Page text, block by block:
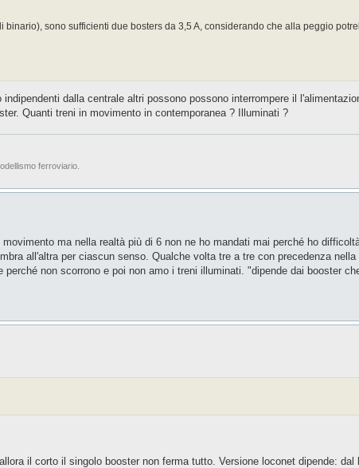
sono sufficienti due bosters da 3,5 A, considerando che alla peggio
dalla centrale altri possono possono interrompere il
Quanti treni in movimento in contemporanea ? Illuminati ?
ferroviario.
ma nella realtà più di 6 non ne ho mandati mai perché ho
all'altra per ciascun senso. Qualche volta tre a tre con precedenza
non scorrono e poi non amo i treni illuminati. "dipende dai booster
il corto il singolo booster non ferma tutto. Versione loconet dipende: dal